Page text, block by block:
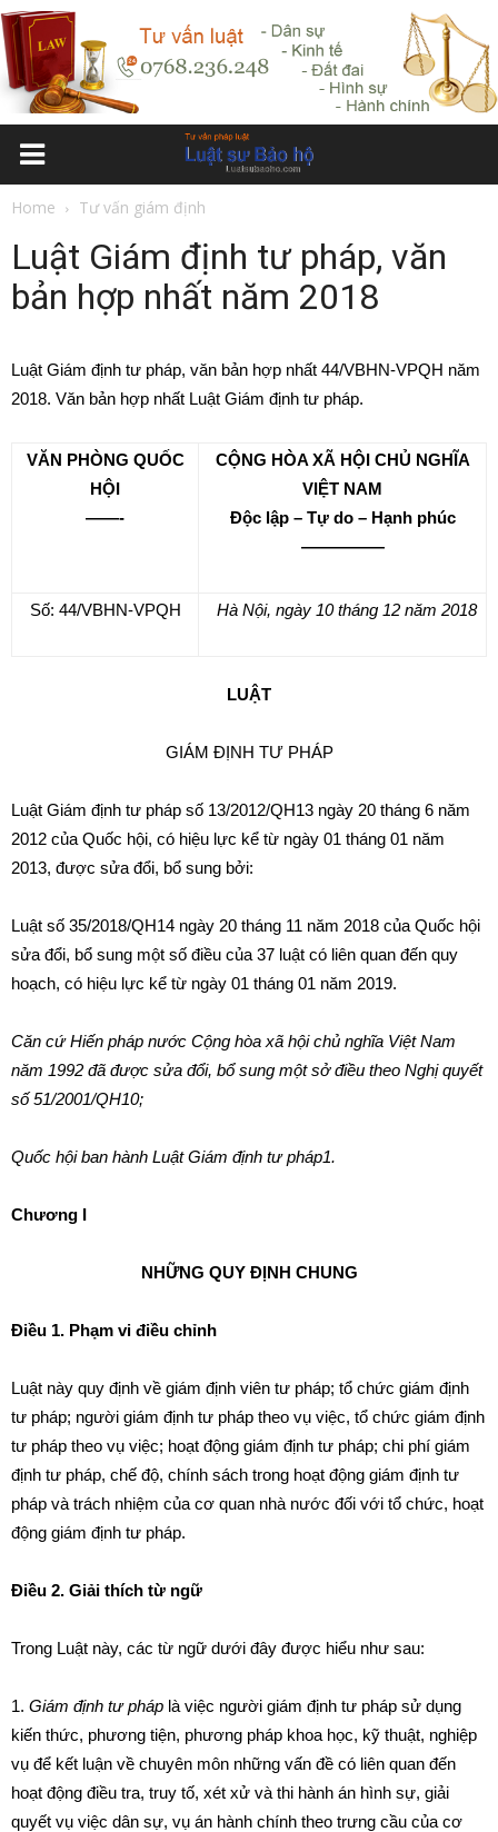
Home Tư vấn giám định
Luật Giám định tư pháp, văn
bản hợp nhất năm 2018
Luật Giám định tư pháp, văn bản hợp nhất 44/VBHN-VPQH năm
2018. Văn bản hợp nhất Luật Giám định tư pháp.
VĂN PHÒNG QUỐC
HỘI
——-
CỘNG HÒA XÃ HỘI CHỦ NGHĨA
VIỆT NAM
Độc lập – Tự do – Hạnh phúc
—————
Số: 44/VBHN-VPQH Hà Nội, ngày 10tháng 12 năm 2018
LUẬT
GIÁM ĐỊNH TƯ PHÁP
Luật Giám định tư pháp số 13/2012/QH13 ngày 20 tháng 6 năm
2012 của Quốc hội, có hiệu lực kể từ ngày 01 tháng 01 năm
2013, được sửa đổi, bổ sung bởi:
Luật số 35/2018/QH14 ngày 20 tháng 11 năm 2018 của Quốc hội
sửa đổi, bổ sung một số điều của 37 luật có liên quan đến quy
hoạch, có hiệu lực kể từ ngày 01 tháng 01 năm 2019.
Căn cứ Hiến pháp nước Cộng hòa xã hội chủ nghĩa Việt Nam
năm 1992 đã được sửa đổi, bổ sung một sở điều theo Nghị quyết
số 51/2001/QH10;
Quốc hội ban hành Luật Giám định tư pháp1.
Chương I
NHỮNG QUY ĐỊNH CHUNG
Điều 1. Phạm vi điều chỉnh
Luật này quy định về giám định viên tư pháp; tổ chức giám định
tư pháp; người giám định tư pháp theo vụ việc, tổ chức giám định
tư pháp theo vụ việc; hoạt động giám định tư pháp; chi phí giám
định tư pháp, chế độ, chính sách trong hoạt động giám định tư
pháp và trách nhiệm của cơ quan nhà nước đối với tổ chức, hoạt
động giám định tư pháp.
Điều 2. Giải thích từ ngữ
Trong Luật này, các từ ngữ dưới đây được hiểu như sau:
1. Giám định tư pháp là việc người giám định tư pháp sử dụng
kiến thức, phương tiện, phương pháp khoa học, kỹ thuật, nghiệp
vụ để kết luận về chuyên môn những vấn đề có liên quan đến
hoạt động điều tra, truy tố, xét xử và thi hành án hình sự, giải
quyết vụ việc dân sự, vụ án hành chính theo trưng cầu của cơ